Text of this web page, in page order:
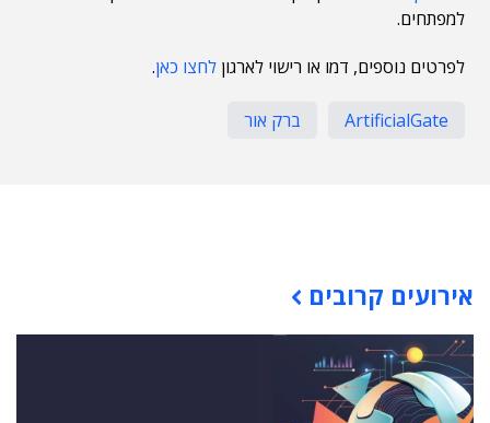
למפתחים.
לפרטים נוספים, דמו או רישוי לארגון לחצו כאן.
ArtificialGate ברק אור
אירועים קרובים